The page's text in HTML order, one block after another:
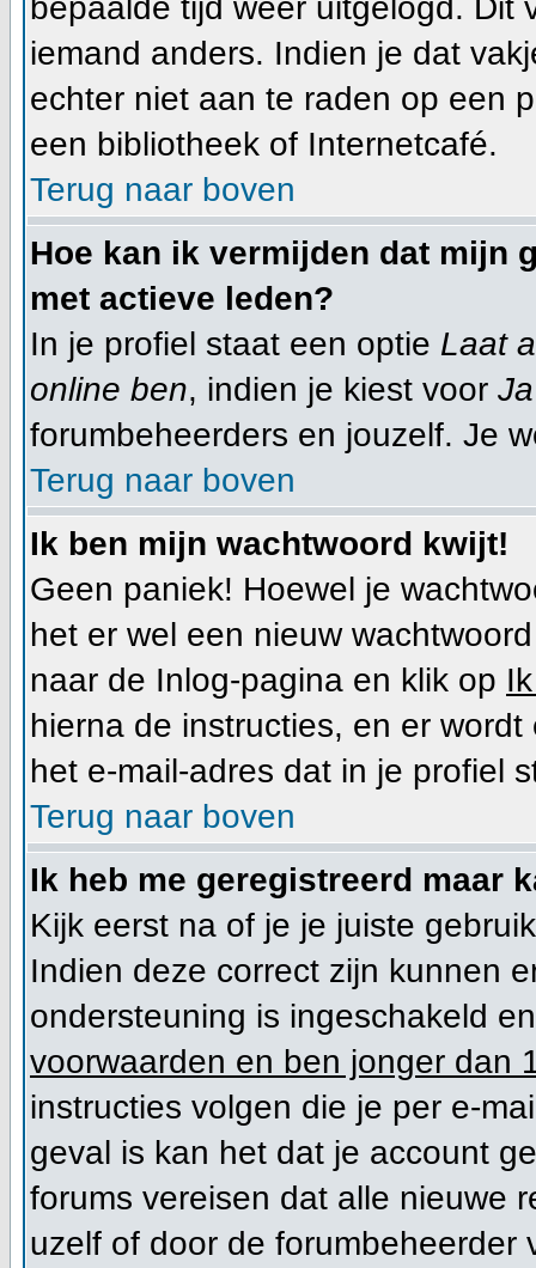
iemand anders. Indien je dat
echter niet aan te raden op een
een bibliotheek of Internetcafé.
Terug naar boven
Hoe kan ik vermijden dat mijn
met actieve leden?
In je profiel staat een optie Laat
online ben, indien je kiest voor Ja
forumbeheerders en jouzelf. Je
Terug naar boven
Ik ben mijn wachtwoord kwijt!
Geen paniek! Hoewel je
het er wel een nieuw
naar de Inlog-pagina en klik op
hierna de instructies, en er
het e-mail-adres dat in je profiel
Terug naar boven
Ik heb me geregistreerd maar
Kijk eerst na of je je juiste
Indien deze correct zijn kunnen
ondersteuning is ingeschakeld
voorwaarden en ben jonger dan
instructies volgen die je per e-
geval is kan het dat je account
forums vereisen dat alle nieuwe
uzelf of door de forumbeheerder